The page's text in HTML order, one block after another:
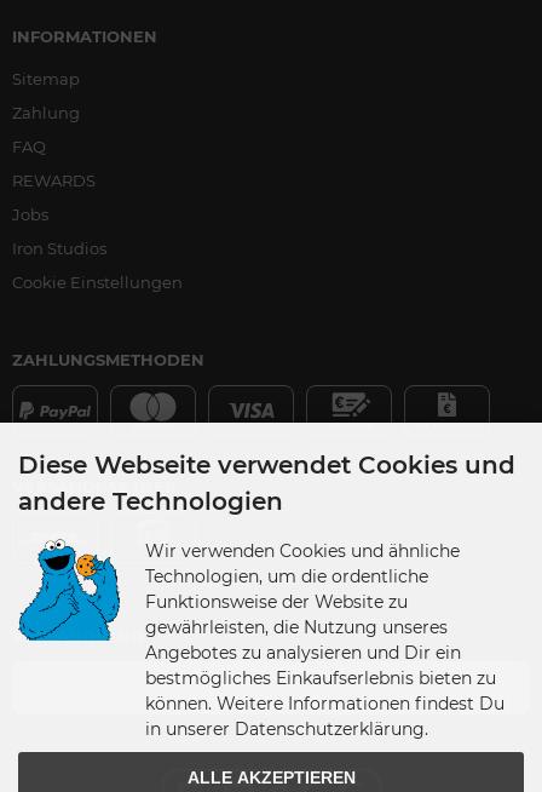
INFORMATIONEN
Sitemap
Zahlung
FAQ
REWARDS
Jobs
Iron Studios
Cookie Einstellungen
ZAHLUNGSMETHODEN
VERSANDLAND
Diese Webseite verwendet Cookies und
andere Technologien
Wir verwenden Cookies und ähnliche
Technologien, um die ordentliche
Funktionsweise der Website zu
gewährleisten, die Nutzung unseres
Angebotes zu analysieren und Dir ein
bestmögliches Einkaufserlebnis bieten zu
können. Weitere Informationen findest Du
in unserer Datenschutzerklärung.
ALLE AKZEPTIEREN